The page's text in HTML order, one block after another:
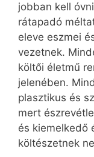
jobban kell
rátapadó
eleve eszmei
vezetnek.
költői életmű
jelenében.
plasztikus és
mert
és kiemelkedő
költészetnek